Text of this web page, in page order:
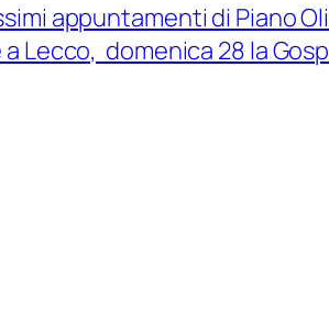
appuntamenti di Piano
Lecco, domenica 28 la